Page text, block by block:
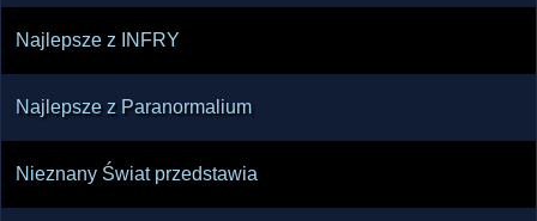
Najlepsze z INFRY
Najlepsze z Paranormalium
Nieznany Świat przedstawia